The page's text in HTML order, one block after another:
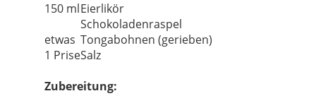
150 mlEierlikör
Schokoladenraspel
etwas Tongabohnen (gerieben)
1 PriseSalz
Zubereitung: